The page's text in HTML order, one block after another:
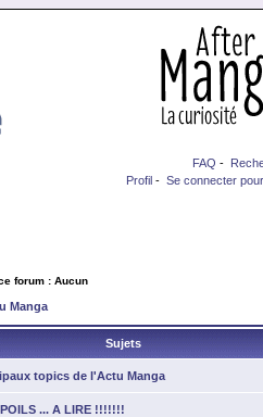
FAQ -
Profil - Se connecter
forum : Aucun
Manga
Sujets
topics de l'Actu Manga
... A LIRE !!!!!!!